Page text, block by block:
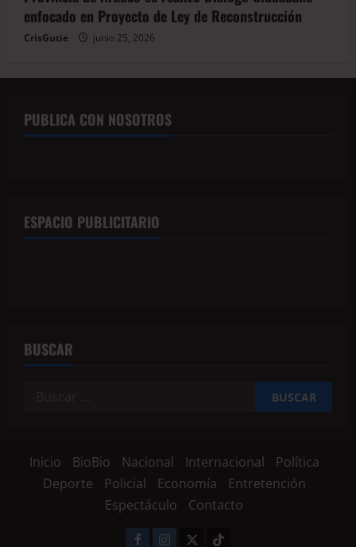
enfocado en Proyecto de Ley de Reconstrucción
CrisGutie junio 25, 2026
PUBLICA CON NOSOTROS
ESPACIO PUBLICITARIO
BUSCAR
Inicio BioBio Nacional Internacional
Política
Deporte
Policial Economía
Entretención
Espectáculo
Contacto